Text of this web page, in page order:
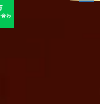
わ